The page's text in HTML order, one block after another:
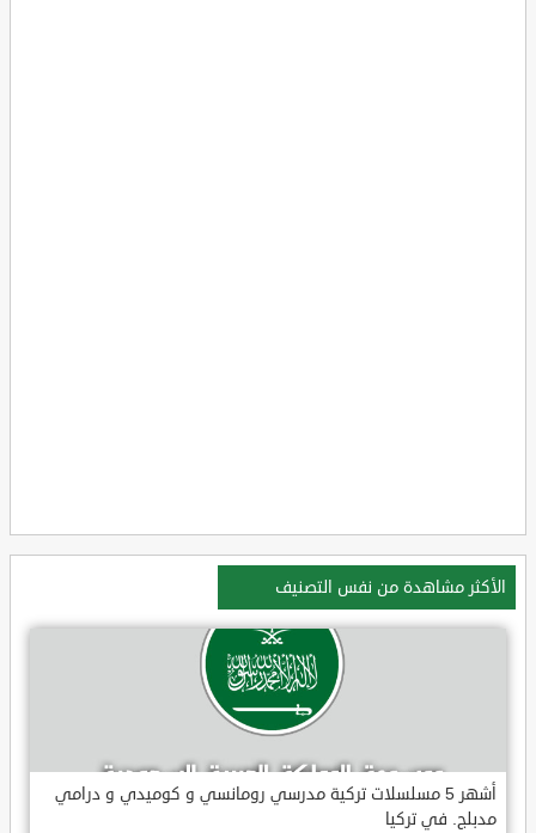
الأكثر مشاهدة من نفس التصنيف
أشهر 5 مسلسلات تركية مدرسي رومانسي و كوميدي و درامي
مدبلج. في تركيا